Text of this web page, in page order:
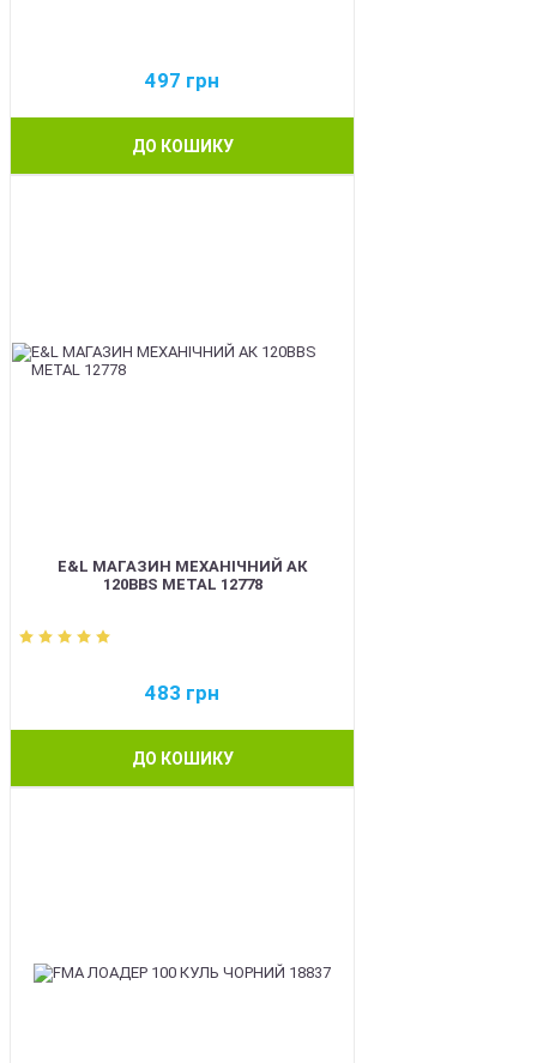
497 грн
ДО КОШИКУ
E&L МАГАЗИН МЕХАНІЧНИЙ АК
120BBS METAL 12778
483 грн
ДО КОШИКУ